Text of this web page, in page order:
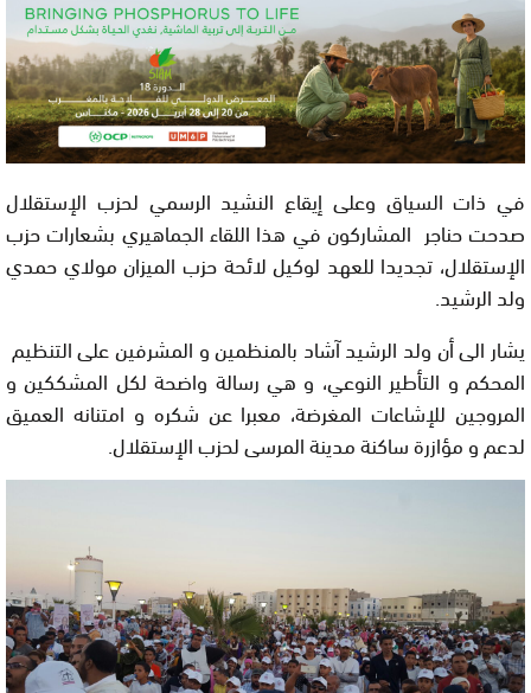
في ذات السياق وعلى إيقاع النشيد الرسمي لحزب الإستقلال
صدحت حناجر المشاركون في هذا اللقاء الجماهيري بشعارات حزب
الإستقلال، تجديدا للعهد لوكيل لائحة حزب الميزان مولاي حمدي
ولد الرشيد.
يشار الى أن ولد الرشيد آشاد بالمنظمين و المشرفين على التنظيم
المحكم و التأطير النوعي، و هي رسالة واضحة لكل المشككين و
المروجين للإشاعات المغرضة، معبرا عن شكره و امتنانه العميق
لدعم و مؤازرة ساكنة مدينة المرسى لحزب الإستقلال.